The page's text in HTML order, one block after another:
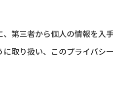
第三者から個人の情報を入
取り扱い、このプライバシ